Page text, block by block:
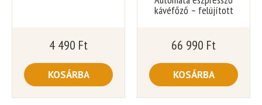
4 490 Ft
KOSÁRBA
kávéfőző – felújított
66 990 Ft
KOSÁRBA